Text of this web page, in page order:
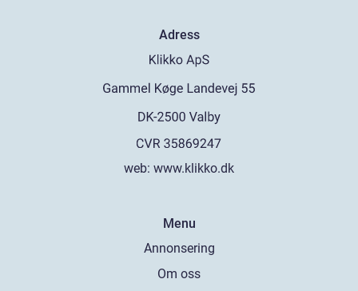
Adress
web: www.klikko.dk
Menu
Annonsering
Om oss